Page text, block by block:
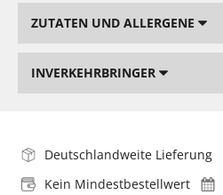
ZUTATEN UND ALLERGENE
INVERKEHRBRINGER
Deutschlandweite Lieferung
Kein Mindestbestellwert